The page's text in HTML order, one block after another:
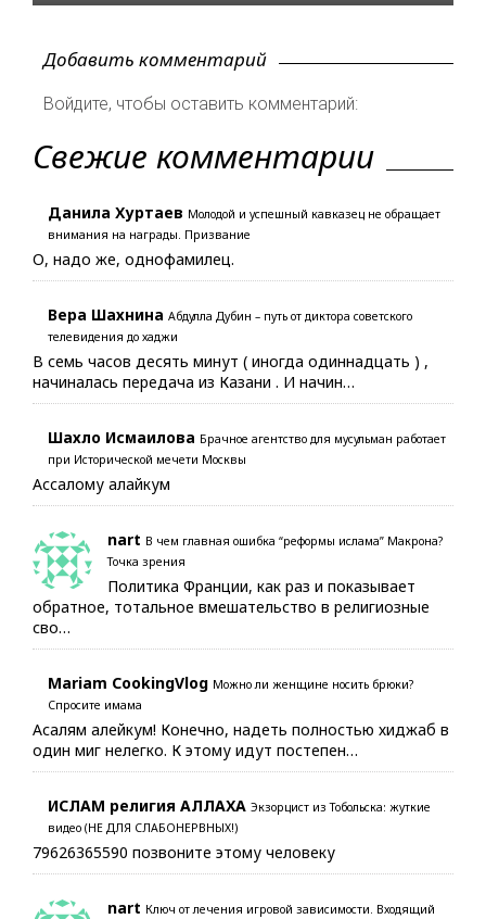
Добавить комментарий
Войдите, чтобы оставить комментарий:
Свежие комментарии
Данила Хуртаев Молодой и успешный кавказец не обращает
внимания на награды. Призвание
О, надо же, однофамилец.
Вера Шахнина Абдулла Дубин – путь от диктора советского
телевидения до хаджи
В семь часов десять минут ( иногда одиннадцать ) ,
начиналась передача из Казани . И начин…
Шахло Исмаилова Брачное агентство для мусульман работает
при Исторической мечети Москвы
Ассалому алайкум
nart В чем главная ошибка “реформы ислама” Макрона?
Точка зрения
Политика Франции, как раз и показывает
обратное, тотальное вмешательство в религиозные
сво…
Mariam CookingVlog Можно ли женщине носить брюки?
Спросите имама
Асалям алейкум! Конечно, надеть полностью хиджаб в
один миг нелегко. К этому идут постепен…
ИСЛАМ религия АЛЛАХА Экзорцист из Тобольска: жуткие
видео (НЕ ДЛЯ СЛАБОНЕРВНЫХ!)
79626365590 позвоните этому человеку
nart Ключ от лечения игровой зависимости. Входящий